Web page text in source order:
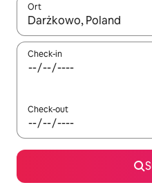
Ort
Wenn Ergebnisse
Check-in
Check-out